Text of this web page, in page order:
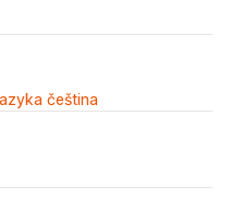
čeština